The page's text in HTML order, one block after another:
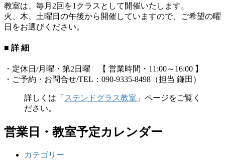
教室は、毎月2回を1クラスとして開催いたします。
火、木、土曜日の午後から開催していますので、ご希望の曜
日をお選びください。
■ 詳 細
・定休日/月曜・第2日曜 【 営業時間・11:00～16:00 】
・ご予約・お問合せ/TEL：090-9335-8498（担当 鎌田）
詳しくは「 ステンドグラス教室 」ページをご覧く
ださい。
営業日・教室予定カレンダー
カテゴリー